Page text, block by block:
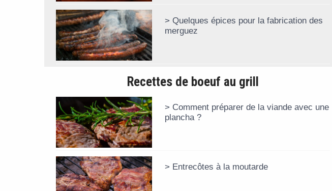
Quelques épices pour la fabrication des
merguez
Recettes de boeuf au grill
Comment préparer de la viande avec une
plancha ?
Entrecôtes à la moutarde